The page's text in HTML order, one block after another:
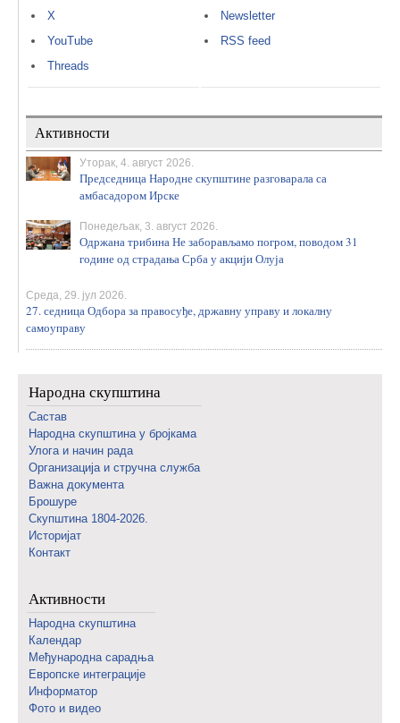
X
YouTube
Threads
Newsletter
RSS feed
Активности
Уторак, 4. август 2026.
Председница Народне скупштине разговарала са
амбасадором Ирске
Понедељак, 3. август 2026.
Одржана трибина Не заборављамо погром, поводом 31
године од страдања Срба у акцији Олуја
Среда, 29. јул 2026.
27. седница Одбора за правосуђе, државну управу и локалну
самоуправу
Народна скупштина
Састав
Народна скупштина у бројкама
Улога и начин рада
Организација и стручна служба
Важна документа
Брошуре
Скупштина 1804-2026.
Историјат
Контакт
Активности
Народна скупштина
Календар
Међународна сарадња
Европске интеграције
Информатор
Фото и видео